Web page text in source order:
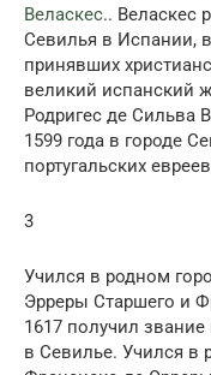
Веласкес.. Веласкес
Севилья в Испании,
принявших
великий испанский
Родригес де Сильва
1599 года в городе
португальских
3
Учился в родном
Эрреры Старшего и
1617 получил
в Севилье. Учился в